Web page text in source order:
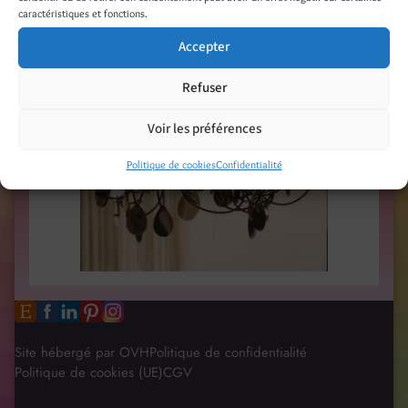
caractéristiques et fonctions.
Accepter
Refuser
Voir les préférences
Politique de cookiesConfidentialité
Site hébergé par OVHPolitique de confidentialité
Politique de cookies (UE)CGV